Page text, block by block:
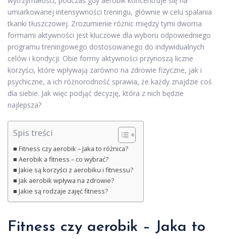
umiarkowanej intensywności treningu, głównie w celu spalania
tkanki tłuszczowej. Zrozumienie różnic między tymi dwoma
formami aktywności jest kluczowe dla wyboru odpowiedniego
programu treningowego dostosowanego do indywidualnych
celów i kondycji. Obie formy aktywności przynoszą liczne
korzyści, które wpływają zarówno na zdrowie fizyczne, jak i
psychiczne, a ich różnorodność sprawia, że każdy znajdzie coś
dla siebie. Jak więc podjąć decyzję, która z nich będzie
najlepsza?
Spis treści
Fitness czy aerobik – Jaka to różnica?
Aerobik a fitness – co wybrać?
Jakie są korzyści z aerobiku i fitnessu?
Jak aerobik wpływa na zdrowie?
Jakie są rodzaje zajęć fitness?
Fitness czy aerobik – Jaka to